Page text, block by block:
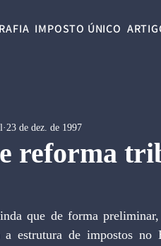
IMPOSTO ÚNICO
reforma
23 de dez. de 1997
que de forma
estrutura de impostos no